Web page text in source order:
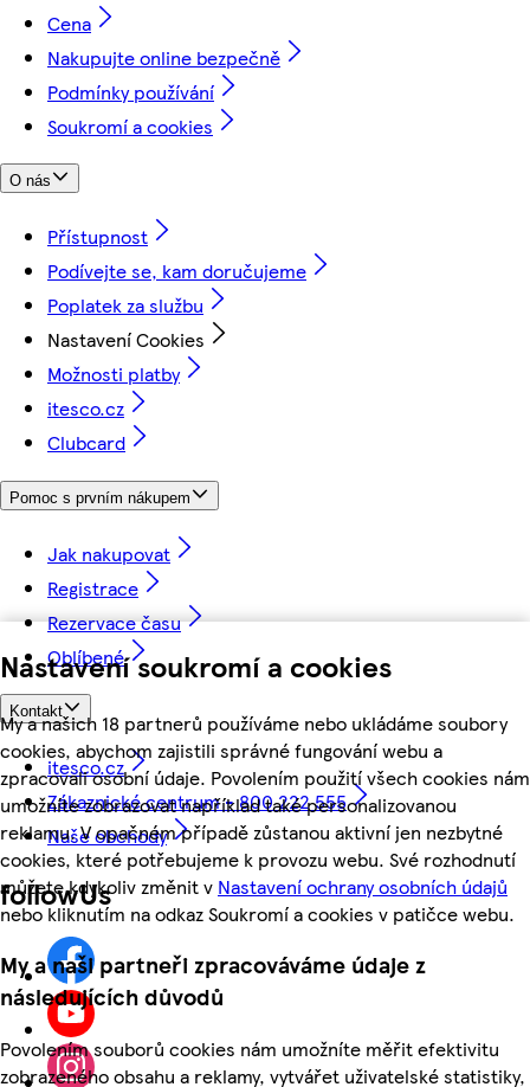
Nastavení soukromí a cookies
My a našich 18 partnerů používáme nebo ukládáme soubory
cookies, abychom zajistili správné fungování webu a
zpracovali osobní údaje. Povolením použití všech cookies nám
umožníte zobrazovat například také personalizovanou
reklamu. V opačném případě zůstanou aktivní jen nezbytné
cookies, které potřebujeme k provozu webu. Své rozhodnutí
můžete kdykoliv změnit v Nastavení ochrany osobních údajů
nebo kliknutím na odkaz Soukromí a cookies v patičce webu.
My a naši partneři zpracováváme údaje z
následujících důvodů
Povolením souborů cookies nám umožníte měřit efektivitu
zobrazeného obsahu a reklamy, vytvářet uživatelské statistiky,
Cena
Nakupujte online bezpečně
Podmínky používání
Soukromí a cookies
O nás
Přístupnost
Podívejte se, kam doručujeme
Poplatek za službu
Nastavení Cookies
Možnosti platby
itesco.cz
Clubcard
Pomoc s prvním nákupem
Jak nakupovat
Registrace
Rezervace času
Oblíbené
Kontakt
itesco.cz
Zákaznické centrum - 800 222 555
Naše obchody
followUs